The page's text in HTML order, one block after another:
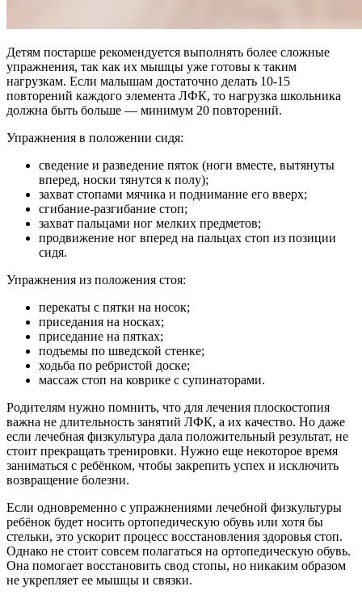
Детям постарше рекомендуется выполнять более сложные
упражнения, так как их мышцы уже готовы к таким
нагрузкам. Если малышам достаточно делать 10-15
повторений каждого элемента ЛФК, то нагрузка школьника
должна быть больше — минимум 20 повторений.
Упражнения в положении сидя:
сведение и разведение пяток (ноги вместе, вытянуты
вперед, носки тянутся к полу);
захват стопами мячика и поднимание его вверх;
сгибание-разгибание стоп;
захват пальцами ног мелких предметов;
продвижение ног вперед на пальцах стоп из позиции
сидя.
Упражнения из положения стоя:
перекаты с пятки на носок;
приседания на носках;
приседание на пятках;
подъемы по шведской стенке;
ходьба по ребристой доске;
массаж стоп на коврике с супинаторами.
Родителям нужно помнить, что для лечения плоскостопия
важна не длительность занятий ЛФК, а их качество. Но даже
если лечебная физкультура дала положительный результат, не
стоит прекращать тренировки. Нужно еще некоторое время
заниматься с ребёнком, чтобы закрепить успех и исключить
возвращение болезни.
Если одновременно с упражнениями лечебной физкультуры
ребёнок будет носить ортопедическую обувь или хотя бы
стельки, это ускорит процесс восстановления здоровья стоп.
Однако не стоит совсем полагаться на ортопедическую обувь.
Она помогает восстановить свод стопы, но никаким образом
не укрепляет ее мышцы и связки.